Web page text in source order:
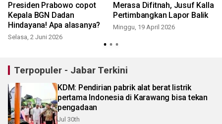
Presiden Prabowo copot
Kepala BGN Dadan
Hindayana! Apa alasanya?
Selasa, 2 Juni 2026
Merasa Difitnah, Jusuf Kalla
Pertimbangkan Lapor Balik
Minggu, 19 April 2026
Terpopuler - Jabar Terkini
KDM: Pendirian pabrik alat berat listrik
pertama Indonesia di Karawang bisa tekan
pengadaan
Jul 30th